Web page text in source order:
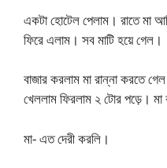
একটা হোটেল পেলাম। রাতে মা
ফিরে এলাম। সব মাটি হয়ে গেল।
বাজার করলাম মা রান্না করতে
খেললাম ফিরলাম ২ টোর পড়ে।
মা- এত দেরী করলি।